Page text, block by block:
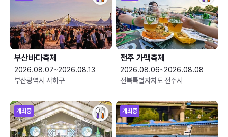
부산바다축제
2026.08.07~2026.08.13
부산광역시 사하구
전주 가맥축제
2026.08.06~2026.08.08
전북특별자치도 전주시
개최중 개최중